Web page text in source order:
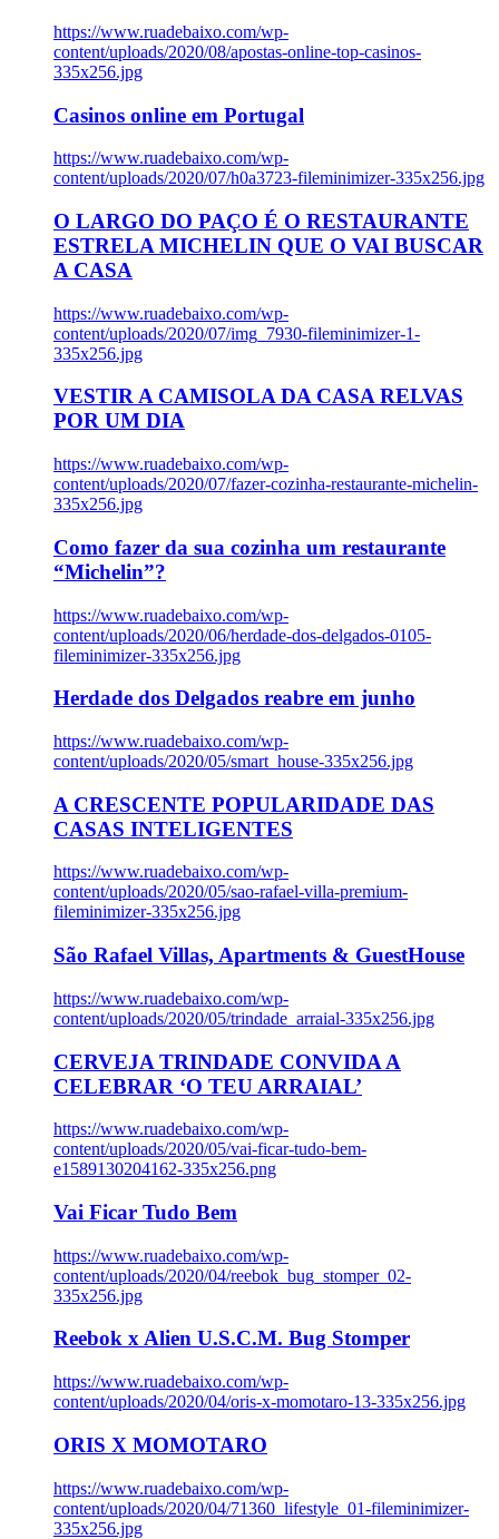
https://www.ruadebaixo.com/wp-
content/uploads/2020/08/apostas-online-top-casinos-
335x256.jpg
Casinos online em Portugal
https://www.ruadebaixo.com/wp-
content/uploads/2020/07/h0a3723-fileminimizer-335x256.jpg
O LARGO DO PAÇO É O RESTAURANTE
ESTRELA MICHELIN QUE O VAI BUSCAR
A CASA
https://www.ruadebaixo.com/wp-
content/uploads/2020/07/img_7930-fileminimizer-1-
335x256.jpg
VESTIR A CAMISOLA DA CASA RELVAS
POR UM DIA
https://www.ruadebaixo.com/wp-
content/uploads/2020/07/fazer-cozinha-restaurante-michelin-
335x256.jpg
Como fazer da sua cozinha um restaurante
“Michelin”?
https://www.ruadebaixo.com/wp-
content/uploads/2020/06/herdade-dos-delgados-0105-
fileminimizer-335x256.jpg
Herdade dos Delgados reabre em junho
https://www.ruadebaixo.com/wp-
content/uploads/2020/05/smart_house-335x256.jpg
A CRESCENTE POPULARIDADE DAS
CASAS INTELIGENTES
https://www.ruadebaixo.com/wp-
content/uploads/2020/05/sao-rafael-villa-premium-
fileminimizer-335x256.jpg
São Rafael Villas, Apartments & GuestHouse
https://www.ruadebaixo.com/wp-
content/uploads/2020/05/trindade_arraial-335x256.jpg
CERVEJA TRINDADE CONVIDA A
CELEBRAR ‘O TEU ARRAIAL’
https://www.ruadebaixo.com/wp-
content/uploads/2020/05/vai-ficar-tudo-bem-
e1589130204162-335x256.png
Vai Ficar Tudo Bem
https://www.ruadebaixo.com/wp-
content/uploads/2020/04/reebok_bug_stomper_02-
335x256.jpg
Reebok x Alien U.S.C.M. Bug Stomper
https://www.ruadebaixo.com/wp-
content/uploads/2020/04/oris-x-momotaro-13-335x256.jpg
ORIS X MOMOTARO
https://www.ruadebaixo.com/wp-
content/uploads/2020/04/71360_lifestyle_01-fileminimizer-
335x256.jpg